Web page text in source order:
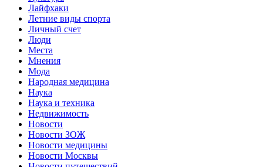
Лайфхаки
Летние виды спорта
Личный счет
Люди
Места
Мнения
Мода
Народная медицина
Наука
Наука и техника
Недвижимость
Новости
Новости ЗОЖ
Новости медицины
Новости Москвы